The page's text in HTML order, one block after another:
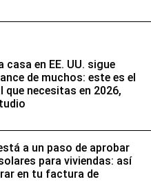
casa en EE. UU. sigue
de muchos: este es el
que necesitas en 2026,
a un paso de aprobar
para viviendas: así
en tu factura de